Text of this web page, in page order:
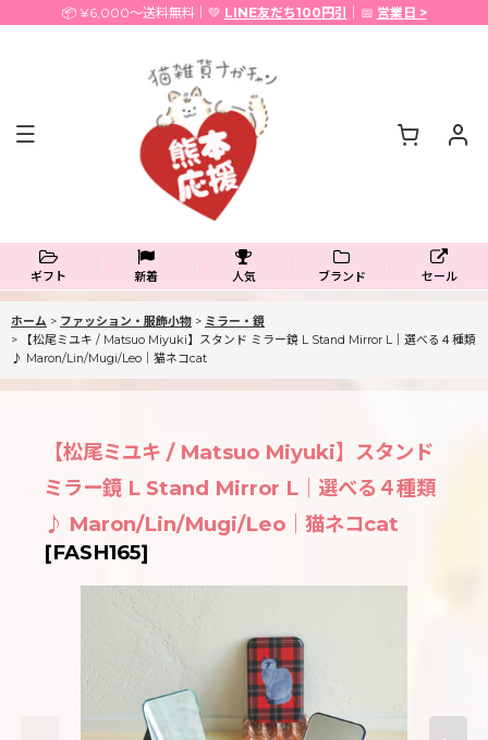
📦 ¥6,000〜送料無料｜💚 LINE友だち100円引 ｜📅 営業日 >
ギフト 新着 人気 ブランド セール
ホーム > ファッション・服飾小物 > ミラー・鏡
>
【松尾ミユキ / Matsuo Miyuki】スタンド ミラー鏡 L Stand Mirror L｜選べる４種類
♪ Maron/Lin/Mugi/Leo｜猫ネコcat
【松尾ミユキ / Matsuo Miyuki】スタンド
ミラー鏡 L Stand Mirror L｜選べる４種類
♪ Maron/Lin/Mugi/Leo｜猫ネコcat
[FASH165]